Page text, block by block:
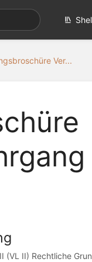
Ver...
(VL II) Rechtliche